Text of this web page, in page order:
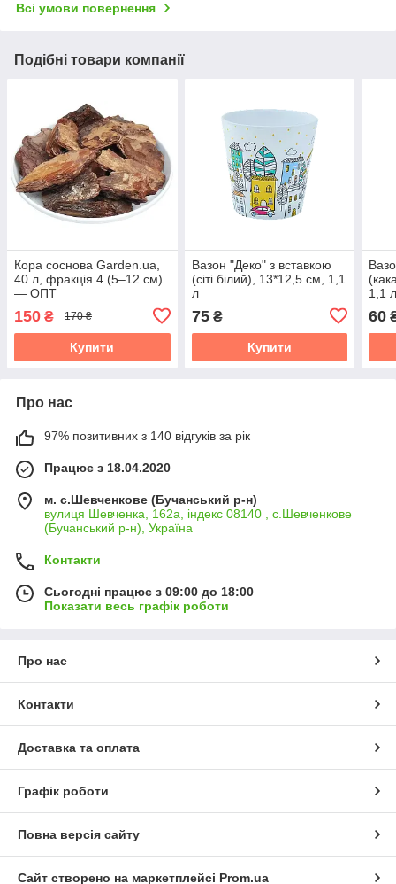
Всі умови повернення
Подібні товари компанії
Кора соснова Garden.ua,
40 л, фракція 4 (5–12 см)
— ОПТ
150 ₴ 170 ₴
Купити
Вазон "Деко" з вставкою
(сіті білий), 13*12,5 см, 1,1
л
75₴
Купити
1,1
60
Про нас
97% позитивних з 140 відгуків за рік
Працює з 18.04.2020
м. с.Шевченкове (Бучанський р-н)
вулиця Шевченка, 162а, індекс 08140 , с.Шевченкове
(Бучанський р-н), Україна
Контакти
Сьогодні працює з 09:00 до 18:00
Показати весь графік роботи
Про нас
Контакти
Доставка та оплата
Графік роботи
Повна версія сайту
Сайт створено на маркетплейсі Prom.ua